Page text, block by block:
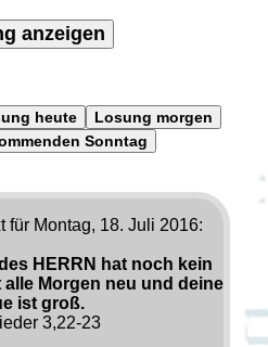
anzeigen
heute
Losung morgen
Sonntag
für Montag, 18. Juli 2016:
HERRN hat noch kein
Morgen neu und deine
ist groß.
3,22-23